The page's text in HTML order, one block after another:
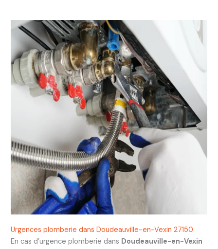
Urgences plomberie dans Doudeauville-en-Vexin 27150
En cas d’urgence plomberie dans Doudeauville-en-Vexin